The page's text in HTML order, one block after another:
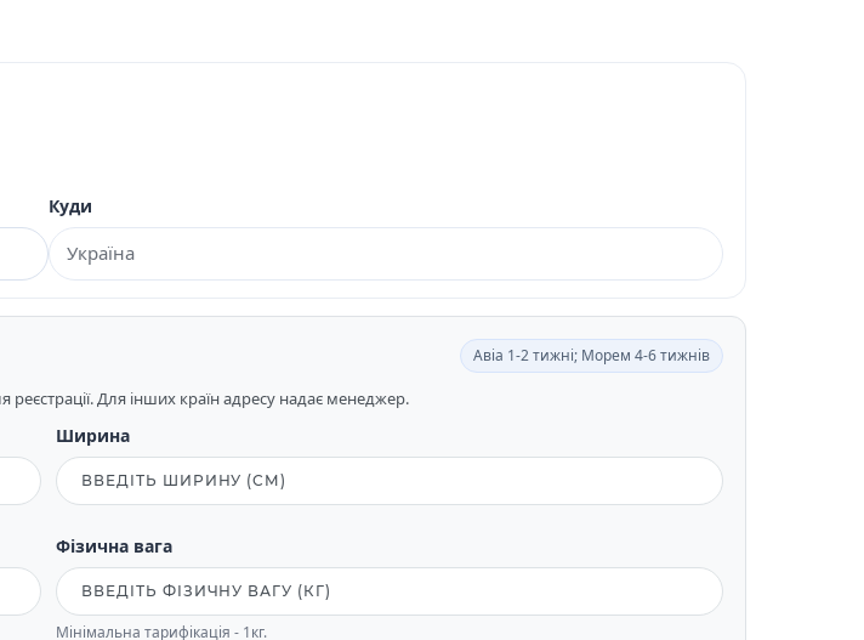
Куди
Авіа 1-2 тижні; Морем 4-6 тижнів
Для інших країн адресу надає менеджер.
Ширина
Фізична вага
Мінімальна тарифікація - 1кг.